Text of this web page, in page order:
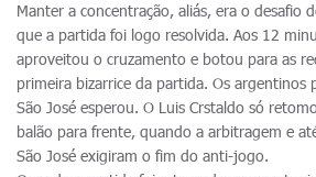
Manter a concentração, aliás, era o desafio
que a partida foi logo resolvida. Aos 12
aproveitou o cruzamento e botou para as
primeira bizarrice da partida. Os argentinos
São José esperou. O Luis Crstaldo só
balão para frente, quando a arbitragem e
São José exigiram o fim do anti-jogo.